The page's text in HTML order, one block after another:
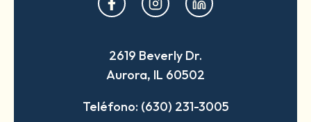
in
new
tab
in
new
tab
in
new
tab
2619 Beverly Dr.
Aurora, IL 60502
Teléfono: (630) 231-3005